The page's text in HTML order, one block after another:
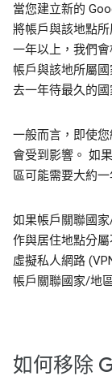
當您建立新的
將帳戶與該地點
一年以上，我們
帳戶與該地所屬
去一年待最久的國
一般而言，即使
會受到影響。 如
區可能需要大約
如果帳戶關聯國
作與居住地點分
虛擬私人網路
帳戶關聯國家/地
如何移除